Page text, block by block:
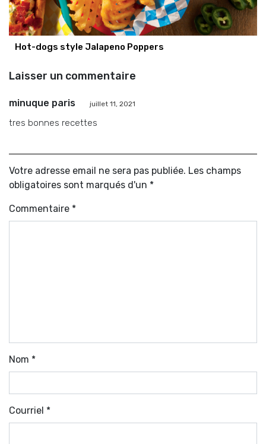
Hot-dogs style Jalapeno Poppers
Laisser un commentaire
minuque paris juillet 11, 2021
tres bonnes recettes
Votre adresse email ne sera pas publiée. Les champs
obligatoires sont marqués d'un *
Commentaire *
Nom *
Courriel *